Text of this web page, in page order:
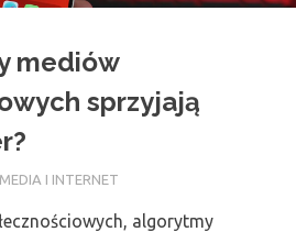
mediów
sprzyjają
MEDIA I INTERNET
algorytmy